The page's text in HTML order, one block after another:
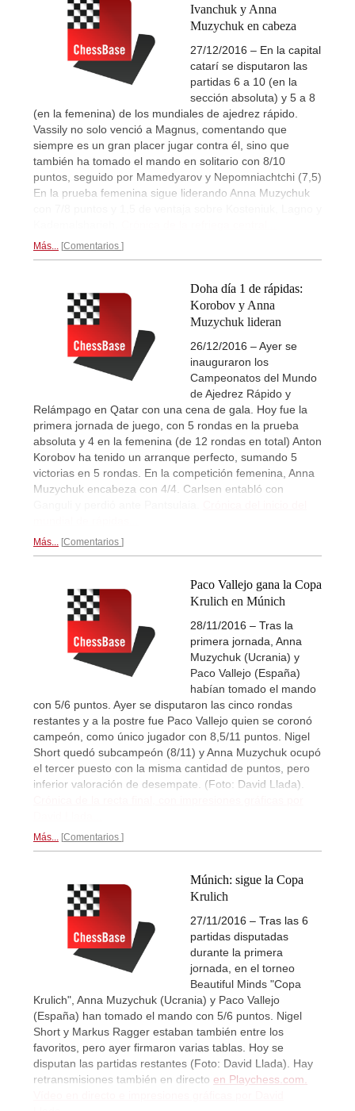
Ivanchuk y Anna
Muzychuk en cabeza
27/12/2016 – En la capital
catarí se disputaron las
partidas 6 a 10 (en la
sección absoluta) y 5 a 8
(en la femenina) de los mundiales de ajedrez rápido.
Vassily no solo venció a Magnus, comentando que
siempre es un gran placer jugar contra él, sino que
también ha tomado el mando en solitario con 8/10
puntos, seguido por Mamedyarov y Nepomniachtchi (7,5)
En la prueba femenina sigue liderando Anna Muzychuk
Más... Comentarios
Doha día 1 de rápidas:
Korobov y Anna
Muzychuk lideran
26/12/2016 – Ayer se
inauguraron los
Campeonatos del Mundo
de Ajedrez Rápido y
Relámpago en Qatar con una cena de gala. Hoy fue la
primera jornada de juego, con 5 rondas en la prueba
absoluta y 4 en la femenina (de 12 rondas en total) Anton
Korobov ha tenido un arranque perfecto, sumando 5
victorias en 5 rondas. En la competición femenina, Anna
Muzychuk encabeza con 4/4. Carlsen entabló con
Más... Comentarios
Paco Vallejo gana la Copa
Krulich en Múnich
28/11/2016 – Tras la
primera jornada, Anna
Muzychuk (Ucrania) y
Paco Vallejo (España)
habían tomado el mando
con 5/6 puntos. Ayer se disputaron las cinco rondas
restantes y a la postre fue Paco Vallejo quien se coronó
campeón, como único jugador con 8,5/11 puntos. Nigel
Short quedó subcampeón (8/11) y Anna Muzychuk ocupó
el tercer puesto con la misma cantidad de puntos, pero
inferior valoración de desempate. (Foto: David Llada).
Más... Comentarios
Múnich: sigue la Copa
Krulich
27/11/2016 – Tras las 6
partidas disputadas
durante la primera
jornada, en el torneo
Beautiful Minds "Copa
Krulich", Anna Muzychuk (Ucrania) y Paco Vallejo
(España) han tomado el mando con 5/6 puntos. Nigel
Short y Markus Ragger estaban también entre los
favoritos, pero ayer firmaron varias tablas. Hoy se
disputan las partidas restantes (Foto: David Llada). Hay
retransmisiones también en directo en Playchess.com.